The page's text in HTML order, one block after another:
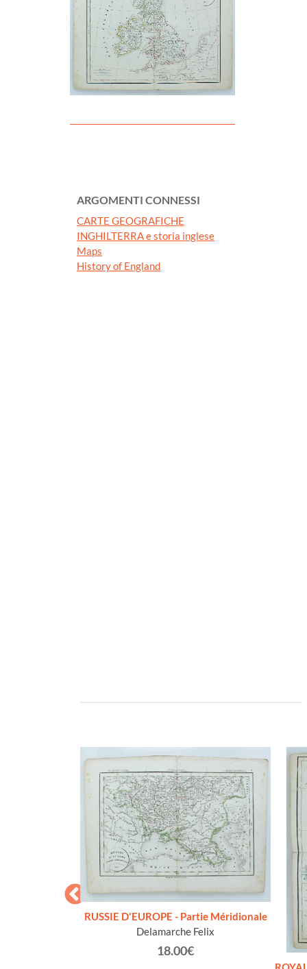
ARGOMENTI CONNESSI
CARTE GEOGRAFICHE
INGHILTERRA e storia inglese
Maps
History of England
RUSSIE D'EUROPE - Partie Méridionale
Delamarche Felix
18.00€